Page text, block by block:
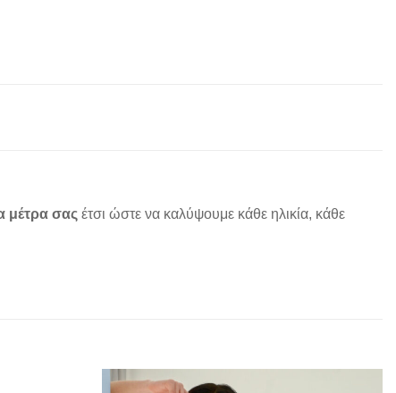
μέτρα σας έτσι ώστε να καλύψουμε κάθε ηλικία, κάθε